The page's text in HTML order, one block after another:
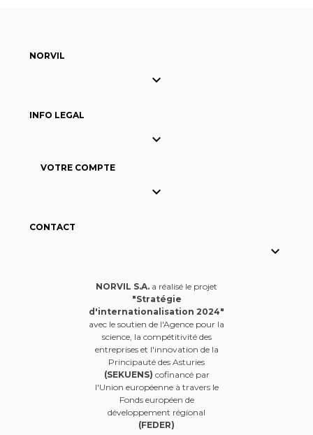
NORVIL

INFO LEGAL

VOTRE COMPTE

CONTACT

NORVIL S.A. a réalisé le projet
"Stratégie
d'internationalisation 2024"
avec le soutien de l'Agence pour la
science, la compétitivité des
entreprises et l'innovation de la
Principauté des Asturies
(SEKUENS) cofinancé par
l'Union européenne à travers le
Fonds européen de
développement régional
(FEDER)